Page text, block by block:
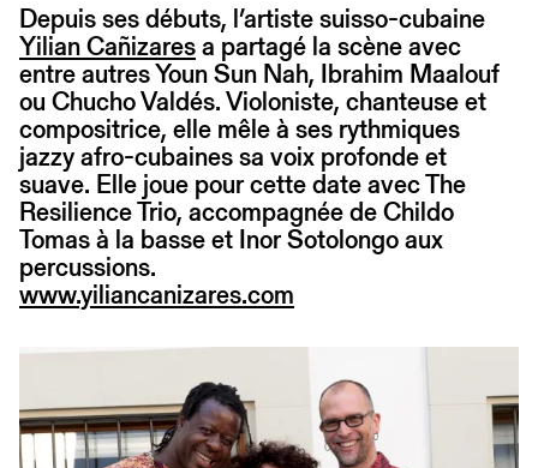
Depuis ses débuts, l’artiste suisso-cubaine
Yilian Cañizaresa partagé la scène avec
entre autres Youn Sun Nah, Ibrahim Maalouf
ou Chucho Valdés. Violoniste, chanteuse et
compositrice, elle mêle à ses rythmiques
jazzy afro-cubaines sa voix profonde et
suave. Elle joue pour cette date avec The
Resilience Trio, accompagnée de Childo
Tomas à la basse et Inor Sotolongo aux
percussions.
www.yiliancanizares.com